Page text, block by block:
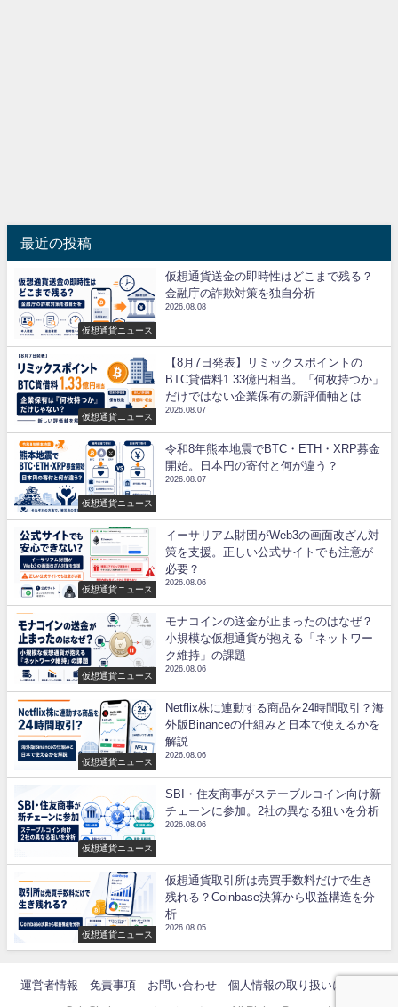
最近の投稿
仮想通貨ニュース
仮想通貨送金の即時性はどこまで残る？
金融庁の詐欺対策を独自分析
2026.08.08
仮想通貨ニュース
【8月7日発表】リミックスポイントの
BTC貸借料1.33億円相当。「何枚持つか」
だけではない企業保有の新評価軸とは
2026.08.07
仮想通貨ニュース
令和8年熊本地震でBTC・ETH・XRP募金
開始。日本円の寄付と何が違う？
2026.08.07
仮想通貨ニュース
イーサリアム財団がWeb3の画面改ざん対
策を支援。正しい公式サイトでも注意が
必要？
2026.08.06
仮想通貨ニュース
モナコインの送金が止まったのはなぜ？
小規模な仮想通貨が抱える「ネットワー
ク維持」の課題
2026.08.06
仮想通貨ニュース
Netflix株に連動する商品を24時間取引？海
外版Binanceの仕組みと日本で使えるかを
解説
2026.08.06
仮想通貨ニュース
SBI・住友商事がステーブルコイン向け新
チェーンに参加。2社の異なる狙いを分析
2026.08.06
仮想通貨ニュース
仮想通貨取引所は売買手数料だけで生き
残れる？Coinbase決算から収益構造を分
析
2026.08.05
運営者情報 免責事項 お問い合わせ 個人情報の取り扱いについて